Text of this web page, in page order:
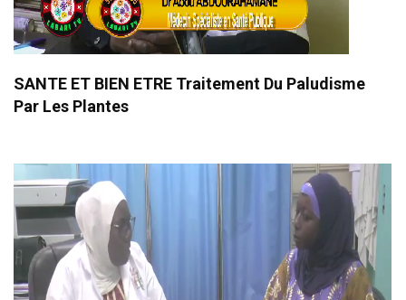
SANTE ET BIEN ETRE Traitement Du Paludisme
Par Les Plantes